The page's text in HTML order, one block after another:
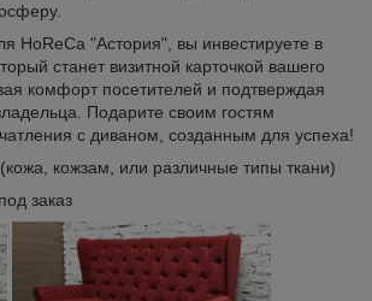
HoReCa "Астория", вы инвестируете в
станет визитной карточкой вашего
комфорт посетителей и подтверждая
Подарите своим гостям
с диваном, созданным для успеха!
кожзам, или различные типы ткани)
заказ